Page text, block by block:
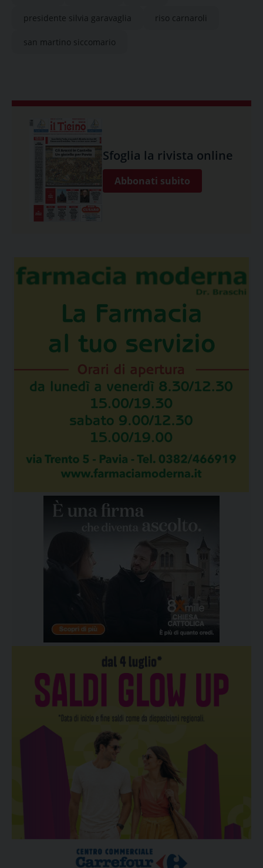
presidente silvia garavaglia riso carnaroli
san martino siccomario
Sfoglia la rivista online
Abbonati subito